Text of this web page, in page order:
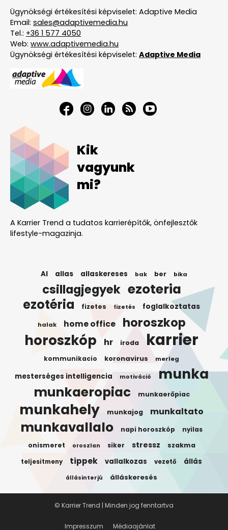
Ügynökségi értékesítési képviselet: Adaptive Media
Email: sales@adaptivemedia.hu
Tel.: +36 1 577 4050
Web: www.adaptivemedia.hu
Ügynökségi értékesítési képviselet: Adaptive Media
Kik
vagyunk
mi?
A Karrier Trend a tudatos karrierépítők, önfejlesztők
lifestyle-magazinja.
AI allas allaskereses bak ber bika
csillagjegyek ezoteria
ezotéria fizetes fizetés foglalkoztatas
halak home office horoszkop
horoszkóp hr iroda karrier
kommunikacio koronavirus merleg
mesterséges intelligencia motiváció munka
munkaeropiac munkaerőpiac
munkahely munkajog munkaltato
munkavallalo napi horoszkóp nyilas
onismeret oroszlan siker stressz szakma
teljesitmeny tippek vallalkozas vezető állás
állásinterjú álláskeresés
Impresszum Médiaajánlat
© Karrier Trend | Minden jog fenntartva